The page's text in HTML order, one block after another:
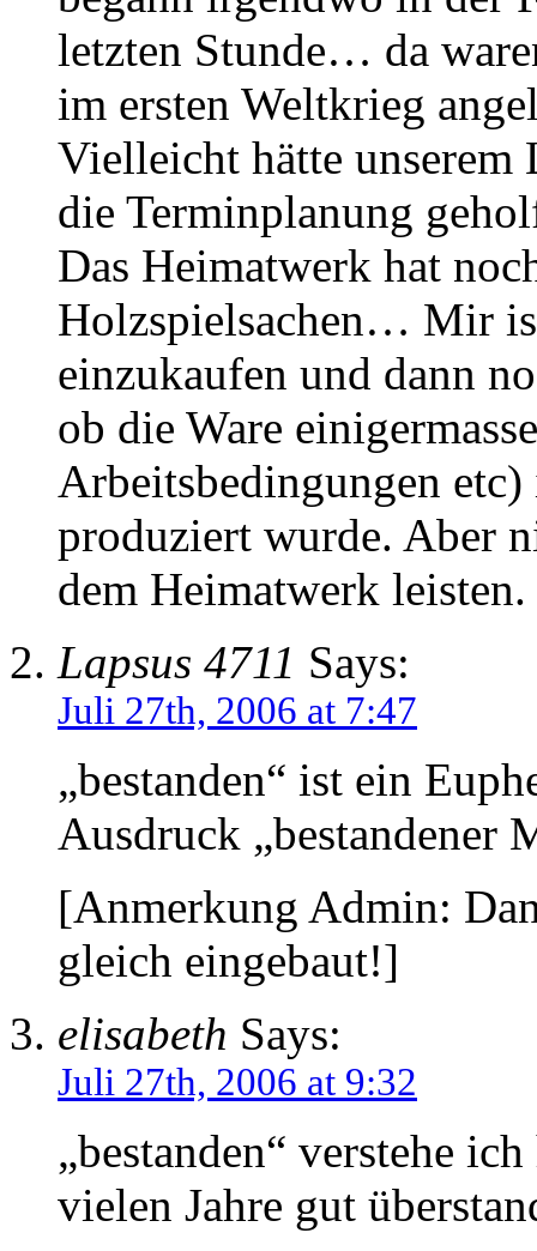
letzten Stunde… da
im ersten Weltkrieg
Vielleicht hätte
die Terminplanung
Das Heimatwerk hat
Holzspielsachen… Mir
einzukaufen und dann
ob die Ware
Arbeitsbedingungen
produziert wurde. Aber
dem Heimatwerk leisten.
Lapsus 4711 Says:
Juli 27th, 2006 at 7:47
„bestanden“ ist ein
Ausdruck „bestandener
[Anmerkung Admin:
gleich eingebaut!]
elisabeth Says:
Juli 27th, 2006 at 9:32
„bestanden“ verstehe
vielen Jahre gut